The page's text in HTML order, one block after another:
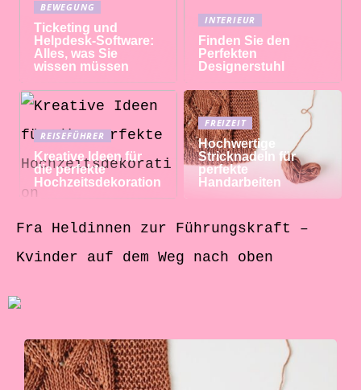
BEWEGUNG
Ticketing und
Helpdesk-Software:
Alles, was Sie
wissen müssen
INTERIEUR
Finden Sie den
Perfekten
Designerstuhl
REISEFÜHRER
Kreative Ideen für
die perfekte
Hochzeitsdekoration
FREIZEIT
Hochwertige
Stricknadeln für
perfekte
Handarbeiten
Fra Heldinnen zur Führungskraft –
Kvinder auf dem Weg nach oben